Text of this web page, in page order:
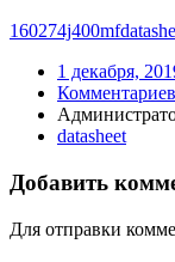
160274j400mf
1 декабря,
datasheet
Добавить
Для отправки